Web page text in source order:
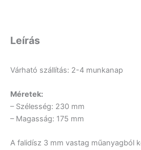
Leírás
Várható szállítás: 2-4 munkanap
Méretek:
– Szélesség: 230 mm
– Magasság: 175 mm
A falidísz 3 mm vastag műanyagból